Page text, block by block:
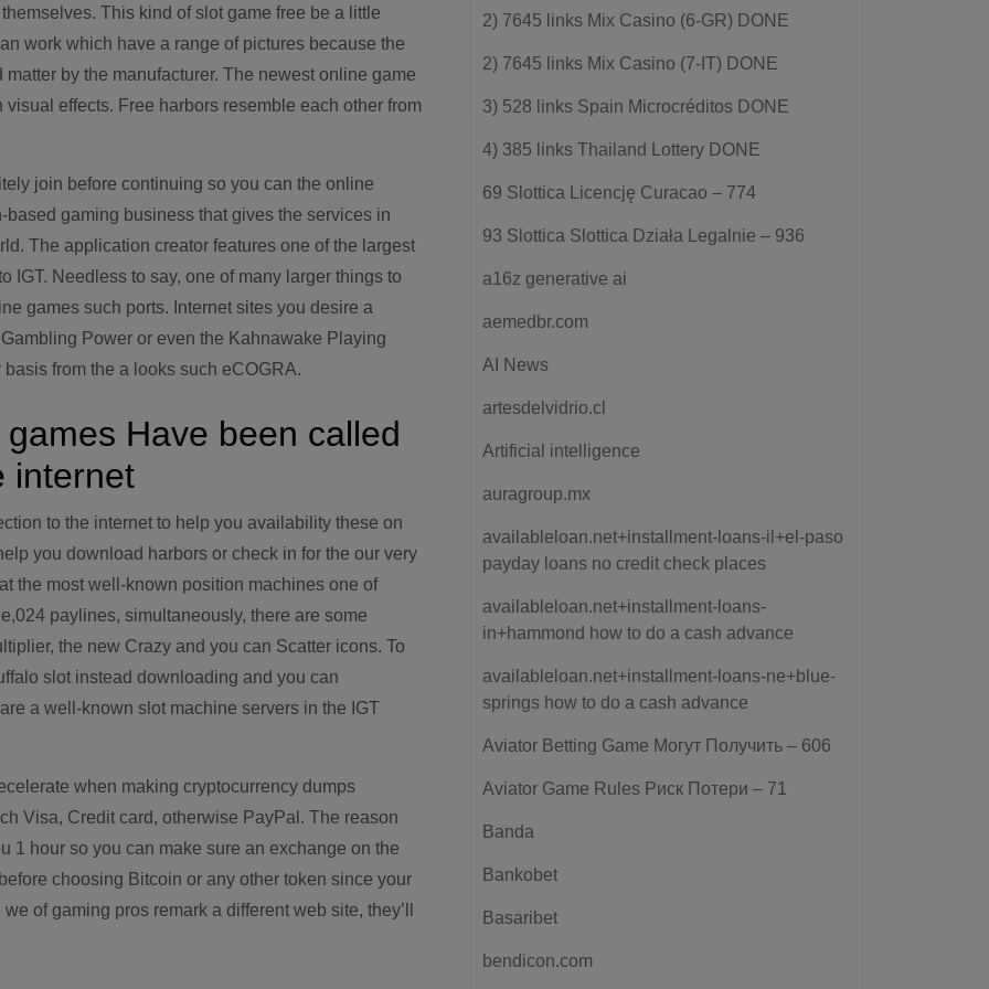
This kind of slot game free be a little
work which have a range of pictures because the
by the manufacturer. The newest online game
effects. Free harbors resemble each other from
join before continuing so you can the online
gaming business that gives the services in
The application creator features one of the largest
IGT. Needless to say, one of many larger things to
games such ports. Internet sites you desire a
Power or even the Kahnawake Playing
from the a looks such eCOGRA.
Have been called
internet
to the internet to help you availability these on
you download harbors or check in for the our very
the most well-known position machines one of
paylines, simultaneously, there are some
the new Crazy and you can Scatter icons. To
slot instead downloading and you can
a well-known slot machine servers in the IGT
when making cryptocurrency dumps
Visa, Credit card, otherwise PayPal. The reason
1 hour so you can make sure an exchange on the
choosing Bitcoin or any other token since your
of gaming pros remark a different web site, they’ll
2) 7645 links Mix Casino (6-GR) DONE
2) 7645 links Mix Casino (7-IT) DONE
3) 528 links Spain Microcréditos DONE
4) 385 links Thailand Lottery DONE
69 Slottica Licencję Curacao – 774
93 Slottica Slottica Działa Legalnie – 936
a16z generative ai
aemedbr.com
AI News
artesdelvidrio.cl
Artificial intelligence
auragroup.mx
availableloan.net+installment-loans-il+el-paso
payday loans no credit check places
availableloan.net+installment-loans-
in+hammond how to do a cash advance
availableloan.net+installment-loans-ne+blue-
springs how to do a cash advance
Aviator Betting Game Могут Получить – 606
Aviator Game Rules Риск Потери – 71
Banda
Bankobet
Basaribet
bendicon.com